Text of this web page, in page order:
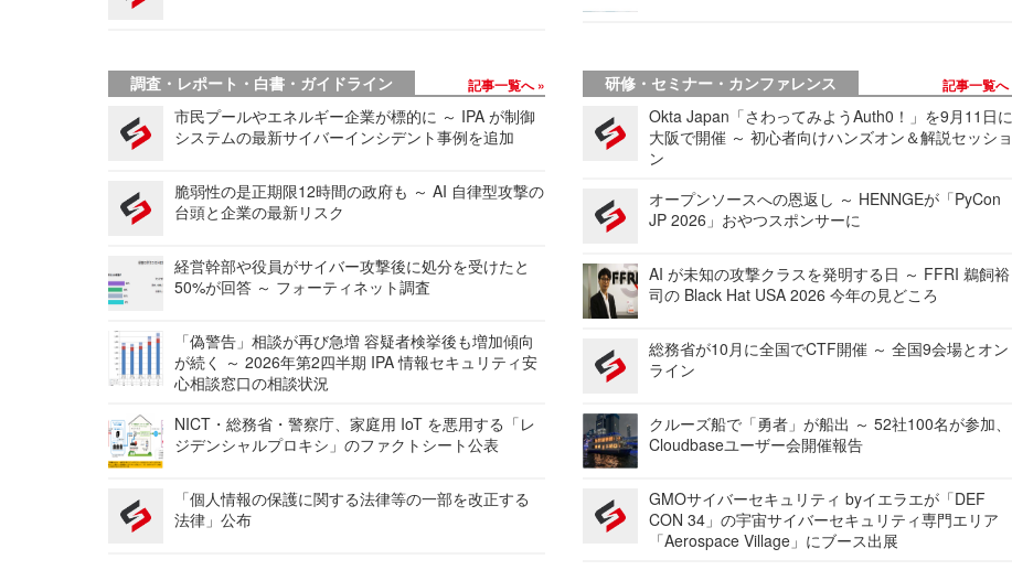
調査・レポート・白書・ガイドライン 記事一覧へ
市民プールやエネルギー企業が標的に ～ IPA が制御
システムの最新サイバーインシデント事例を追加
脆弱性の是正期限12時間の政府も ～ AI 自律型攻撃の
台頭と企業の最新リスク
経営幹部や役員がサイバー攻撃後に処分を受けたと
50%が回答 ～ フォーティネット調査
「偽警告」相談が再び急増 容疑者検挙後も増加傾向
が続く ～ 2026年第2四半期 IPA 情報セキュリティ安
心相談窓口の相談状況
NICT・総務省・警察庁、家庭用 IoT を悪用する「レ
ジデンシャルプロキシ」のファクトシート公表
「個人情報の保護に関する法律等の一部を改正する
法律」公布
研修・セミナー・カンファレンス 記事一覧へ
Okta Japan「さわってみようAuth0！」を9月11日に
大阪で開催 ～ 初心者向けハンズオン＆解説セッショ
ン
オープンソースへの恩返し ～ HENNGEが「PyCon
JP 2026」おやつスポンサーに
AI が未知の攻撃クラスを発明する日 ～ FFRI 鵜飼裕
司の Black Hat USA 2026 今年の見どころ
総務省が10月に全国でCTF開催 ～ 全国9会場とオン
ライン
クルーズ船で「勇者」が船出 ～ 52社100名が参加、
Cloudbaseユーザー会開催報告
GMOサイバーセキュリティ byイエラエが「DEF
CON 34」の宇宙サイバーセキュリティ専門エリア
「Aerospace Village」にブース出展